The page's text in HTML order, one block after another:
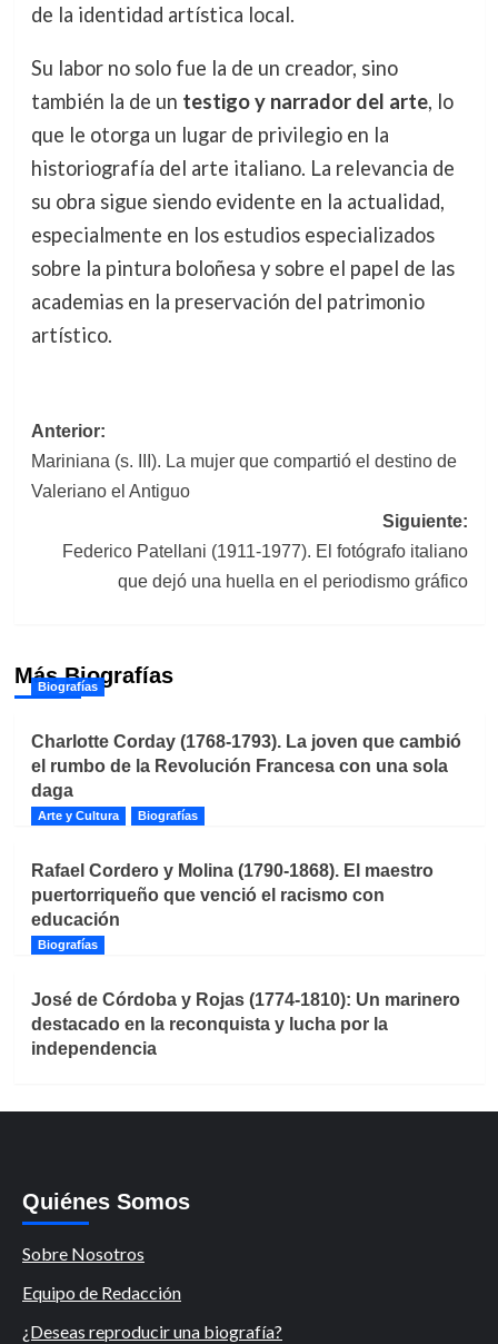
de la identidad artística local.
Su labor no solo fue la de un creador, sino
también la de un testigo y narrador del arte, lo
que le otorga un lugar de privilegio en la
historiografía del arte italiano. La relevancia de
su obra sigue siendo evidente en la actualidad,
especialmente en los estudios especializados
sobre la pintura boloñesa y sobre el papel de las
academias en la preservación del patrimonio
artístico.
Navegación
de
Anterior:
Mariniana (s. III). La mujer que compartió el destino de
Valeriano el Antiguo
Siguiente:
Federico Patellani (1911-1977). El fotógrafo italiano
que dejó una huella en el periodismo gráfico
Más Biografías
Biografías
Charlotte Corday (1768-1793). La joven que cambió
el rumbo de la Revolución Francesa con una sola
daga
Arte y Cultura Biografías
Rafael Cordero y Molina (1790-1868). El maestro
puertorriqueño que venció el racismo con
educación
Biografías
José de Córdoba y Rojas (1774-1810): Un marinero
destacado en la reconquista y lucha por la
independencia
Quiénes Somos
Sobre Nosotros
Equipo de Redacción
¿Deseas reproducir una biografía?